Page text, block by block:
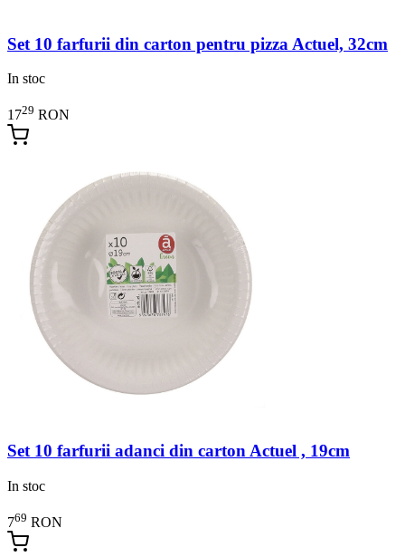
Set 10 farfurii din carton pentru pizza Actuel, 32cm
In stoc
1729 RON
Set 10 farfurii adanci din carton Actuel , 19cm
In stoc
769 RON